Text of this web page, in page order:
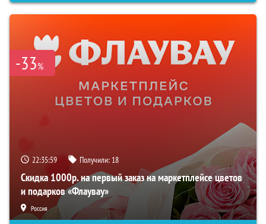
-33%
22:35:58 Получили: 18
Скидка 1000р. на первый заказ на маркетплейсе цветов
и подарков «Флаувау»
Россия